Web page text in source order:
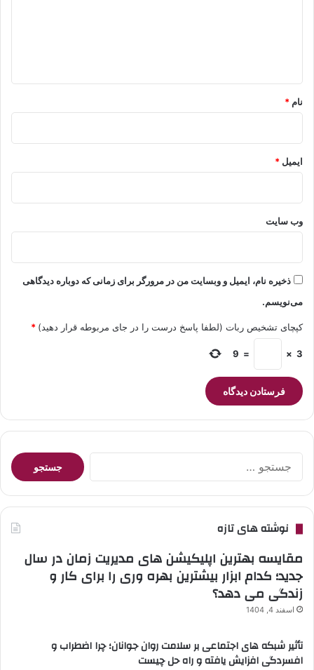
نام *
ایمیل *
وب‌ سایت
ذخیره نام، ایمیل و وبسایت من در مرورگر برای زمانی که دوباره دیدگاهی
می‌نویسم.
کپچای تشخیص ربات (لطفا پاسخ درست را در جای مربوطه قرار دهید) *
3
×
=
9
جستجو
برای:
نوشته های تازه
مقایسه بهترین اپلیکیشن های مدیریت زمان در سال
جدید؛ کدام ابزار بیشترین بهره وری را برای کار و
زندگی می دهد؟
اسفند 4, 1404
تأثیر شبکه های اجتماعی بر سلامت روان جوانان؛ چرا اضطراب و
افسردگی افزایش یافته و راه حل چیست